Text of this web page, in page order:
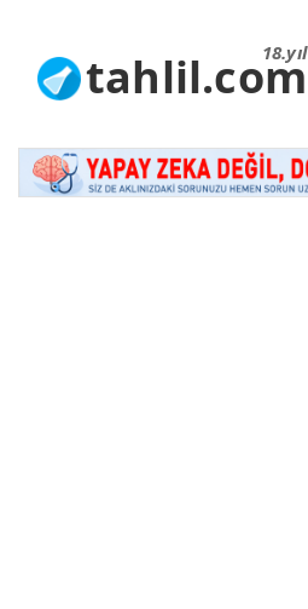
18.yıl
tahlil.com